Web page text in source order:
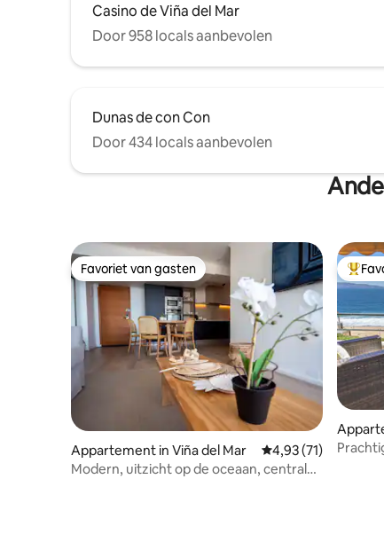
Casino de Viña del Mar
Door 958 locals aanbevolen
Dunas de con Con
Door 434 locals aanbevolen
Favoriet van gasten
Favoriet van gasten
Appartement in Viña del Mar Gemiddelde
4,93 (71)
Modern, uitzicht op de oceaan, centrale